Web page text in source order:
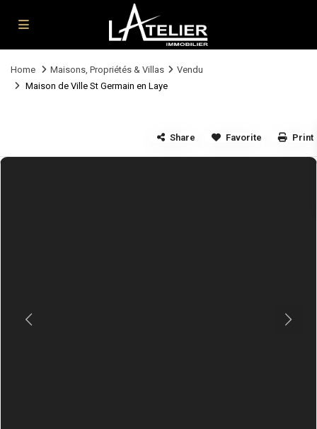
Home Maisons, Propriétés & Villas
Vendu
Maison de Ville St Germain en Laye
Share Favorite Print